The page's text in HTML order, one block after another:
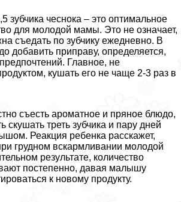
зубчика чеснока – это оптимальное
для молодой мамы. Это не означает,
съедать по зубчику ежедневно. В
добавить приправу, определяется,
Главное, не
кушать его не чаще 2-3 раз в
съесть ароматное и пряное блюдо,
скушать треть зубчика и пару дней
Реакция ребенка расскажет,
грудном вскармливании молодой
результате, количество
постепенно, давая малышу
к новому продукту.